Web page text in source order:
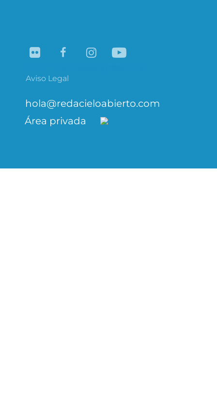
Aviso Legal
hola@redacieloabierto.com
Área privada